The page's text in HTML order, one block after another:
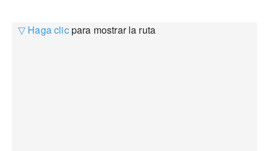
▽ Haga clicpara mostrar la ruta